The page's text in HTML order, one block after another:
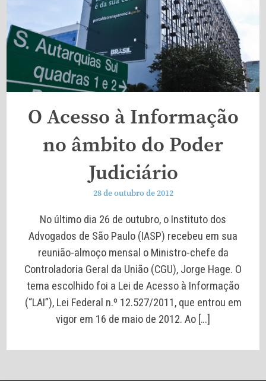
O Acesso à Informação
no âmbito do Poder
Judiciário
28 de outubro de 2012
No último dia 26 de outubro, o Instituto dos
Advogados de São Paulo (IASP) recebeu em sua
reunião-almoço mensal o Ministro-chefe da
Controladoria Geral da União (CGU), Jorge Hage. O
tema escolhido foi a Lei de Acesso à Informação
(“LAI”), Lei Federal n.º 12.527/2011, que entrou em
vigor em 16 de maio de 2012. Ao […]